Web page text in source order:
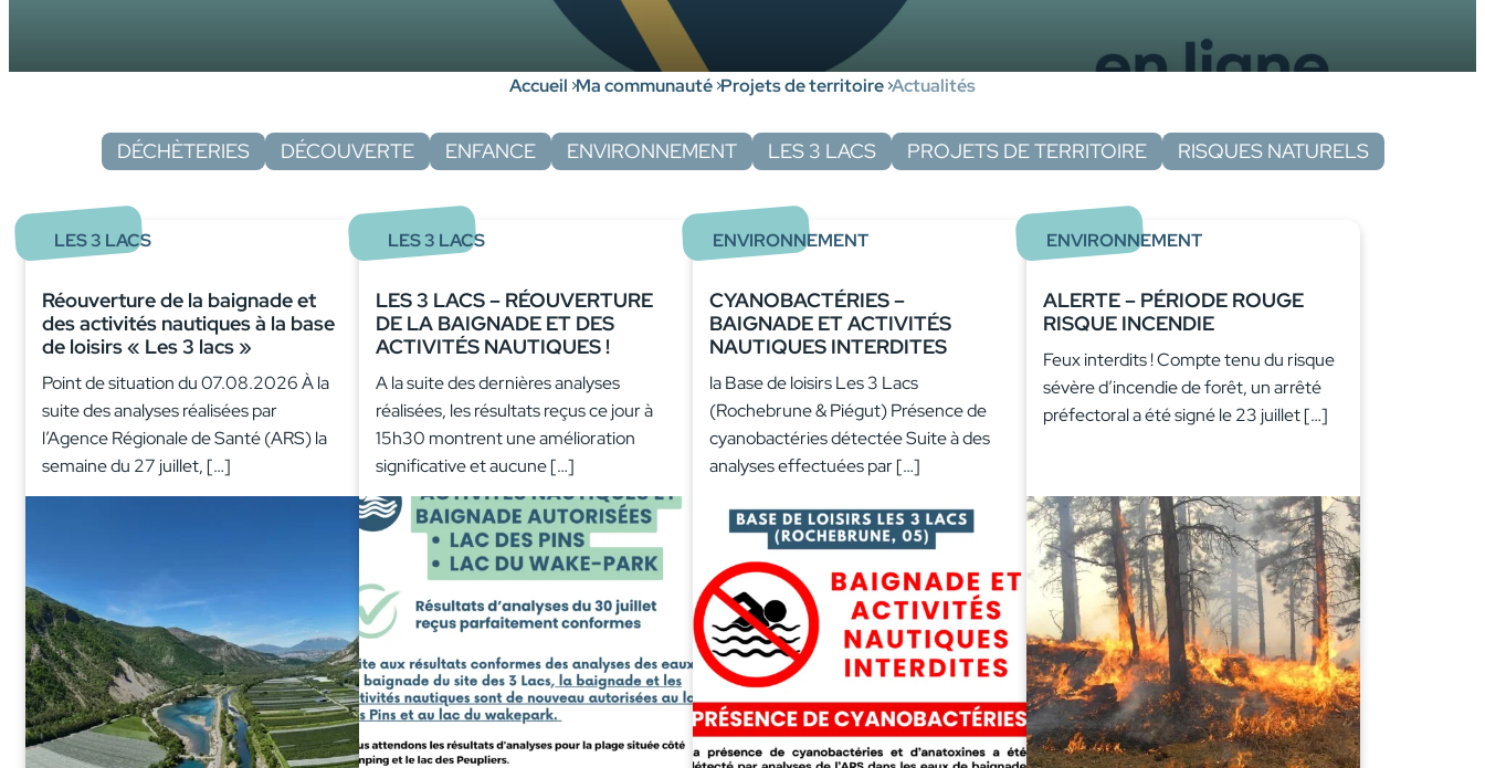
Accueil Ma communauté Projets de territoire Actualités
DÉCHÈTERIES DÉCOUVERTE ENFANCE ENVIRONNEMENT LES 3 LACS PROJETS DE TERRITOIRE RISQUES NATURELS
LES 3 LACS
Réouverture de la baignade et
des activités nautiques à la base
de loisirs « Les 3 lacs »
Point de situation du 07.08.2026 À la
suite des analyses réalisées par
l’Agence Régionale de Santé (ARS) la
semaine du 27 juillet, […]
LES 3 LACS
LES 3 LACS – RÉOUVERTURE
DE LA BAIGNADE ET DES
ACTIVITÉS NAUTIQUES !
A la suite des dernières analyses
réalisées, les résultats reçus ce jour à
15h30 montrent une amélioration
significative et aucune […]
ENVIRONNEMENT
CYANOBACTÉRIES –
BAIGNADE ET ACTIVITÉS
NAUTIQUES INTERDITES
la Base de loisirs Les 3 Lacs
(Rochebrune & Piégut) Présence de
cyanobactéries détectée Suite à des
analyses effectuées par […]
ENVIRONNEMENT
ALERTE – PÉRIODE ROUGE
RISQUE INCENDIE
Feux interdits ! Compte tenu du risque
sévère d’incendie de forêt, un arrêté
préfectoral a été signé le 23 juillet […]